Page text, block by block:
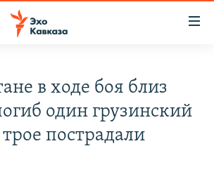
в ходе боя близ
один грузинский
пострадали